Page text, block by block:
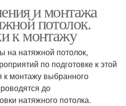
и монтажа
потолок.
к монтажу
на натяжной потолок,
по подготовке к этой
к монтажу выбранного
до
натяжного потолка.